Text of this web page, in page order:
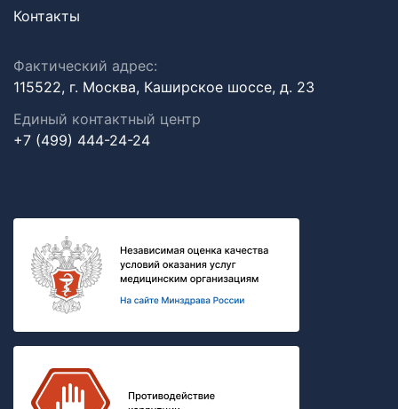
Контакты
Фактический адрес:
115522, г. Москва, Каширское шоссе, д. 23
Единый контактный центр
+7 (499) 444-24-24